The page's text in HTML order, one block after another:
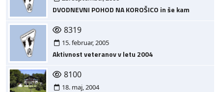
DVODNEVNI POHOD NA KOROŠICO in še kam
8319
15. februar, 2005
Aktivnost veteranov v letu 2004
8100
18. maj, 2004